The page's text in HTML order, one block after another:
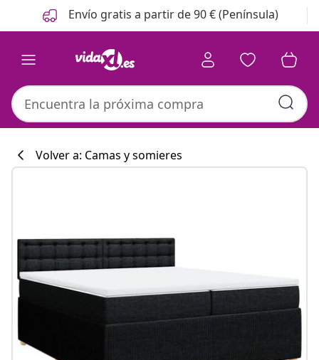
Anterior
Siguiente Envío gratis a partir de 90 € (Península)
#sharemevidaxl
Volver a: Camas y somieres